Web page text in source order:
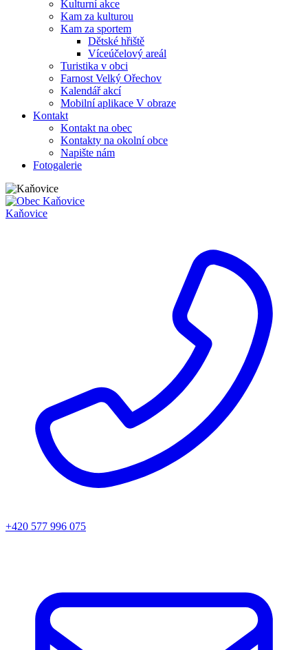
Kulturní akce
Kam za kulturou
Kam za sportem
Dětské hřiště
Víceúčelový areál
Turistika v obci
Farnost Velký Ořechov
Kalendář akcí
Mobilní aplikace V obraze
Kontakt
Kontakt na obec
Kontakty na okolní obce
Napište nám
Fotogalerie
Kaňovice
+420 577 996 075